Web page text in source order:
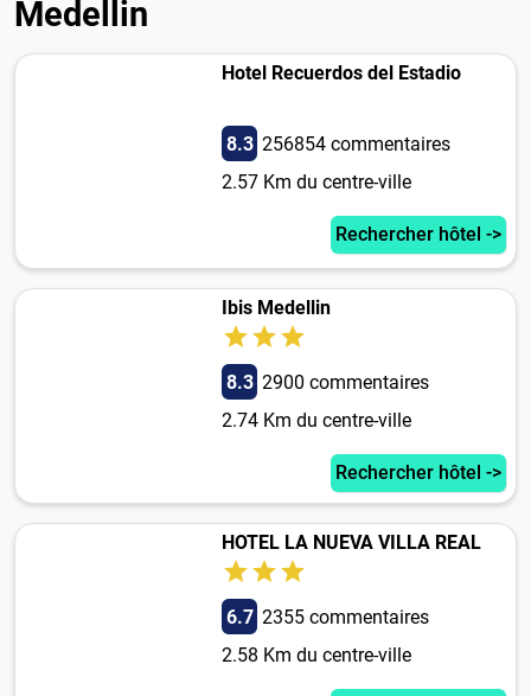
Medellin
Hotel Recuerdos del Estadio
8.3 256854 commentaires
2.57 Km du centre-ville
Rechercher hôtel ->
Ibis Medellin
8.3 2900 commentaires
2.74 Km du centre-ville
Rechercher hôtel ->
HOTEL LA NUEVA VILLA REAL
6.7 2355 commentaires
2.58 Km du centre-ville